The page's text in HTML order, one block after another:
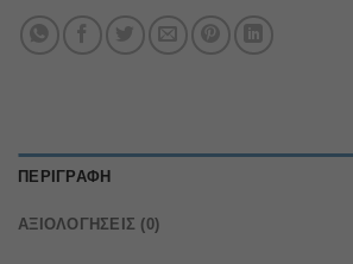
ΠΕΡΙΓΡΑΦΉ
ΑΞΙΟΛΟΓΉΣΕΙΣ (0)